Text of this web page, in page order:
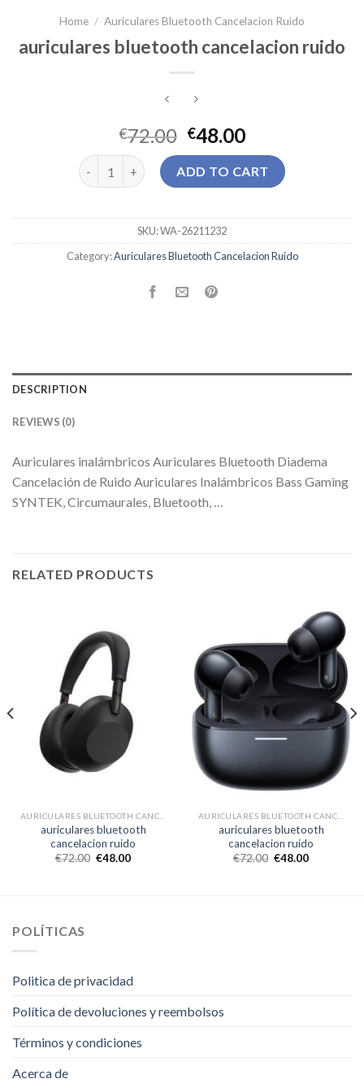
Home / Auriculares Bluetooth Cancelacion Ruido
auriculares bluetooth cancelacion ruido
€72.00 €48.00
auriculares bluetooth cancelacion ruido quantity
ADD TO CART
SKU:WA-26211232
Category:Auriculares Bluetooth Cancelacion Ruido
DESCRIPTION
REVIEWS (0)
Auriculares inalámbricos Auriculares Bluetooth Diadema
Cancelación de Ruido Auriculares Inalámbricos Bass Gaming
SYNTEK, Circumaurales, Bluetooth, …
RELATED PRODUCTS
auriculares bluetooth
cancelacion ruido
€72.00 €48.00
auriculares bluetooth
cancelacion ruido
€72.00 €48.00
POLÍTICAS
Politica de privacidad
Política de devoluciones y reembolsos
Términos y condiciones
Acerca de